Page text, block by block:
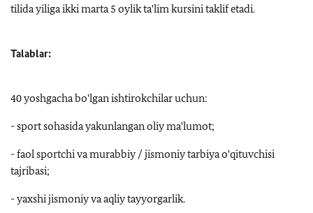
tilida yiliga ikki marta 5 oylik ta'lim kursini taklif etadi.
Talablar:
40 yoshgacha bo'lgan ishtirokchilar uchun:
- sport sohasida yakunlangan oliy ma'lumot;
- faol sportchi va murabbiy / jismoniy tarbiya o'qituvchisi
tajribasi;
- yaxshi jismoniy va aqliy tayyorgarlik.